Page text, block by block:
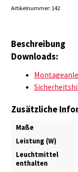
Artikelnummer: 142
Beschreibung
Downloads:
Zusätzliche
Maße
Leistung (W)
Leuchtmittel
enthalten